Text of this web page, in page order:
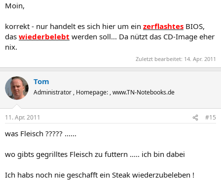
Moin,
korrekt - nur handelt es sich hier um ein zerflashtes BIOS,
das wiederbelebt werden soll... Da nützt das CD-Image eher
nix.
Zuletzt bearbeitet: 14. Apr. 2011
Tom
Administrator , Homepage: , www.TN-Notebooks.de
11. Apr. 2011 #15
was Fleisch ????? ......
wo gibts gegrilltes Fleisch zu futtern ..... ich bin dabei
Ich habs noch nie geschafft ein Steak wiederzubeleben !